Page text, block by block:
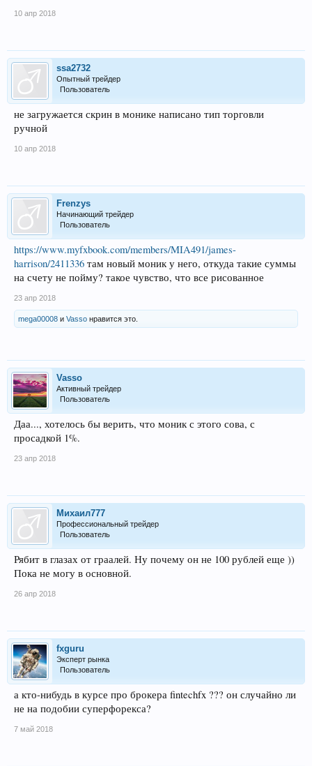
10 апр 2018
ssa2732
Опытный трейдер
Пользователь
не загружается скрин в монике написано тип торговли
ручной
10 апр 2018
Frenzys
Начинающий трейдер
Пользователь
https://www.myfxbook.com/members/MIA491/james-
harrison/2411336 там новый моник у него, откуда такие суммы
на счету не пойму? такое чувство, что все рисованное
23 апр 2018
mega00008 и Vasso нравится это.
Vasso
Активный трейдер
Пользователь
Даа..., хотелось бы верить, что моник с этого сова, с
просадкой 1%.
23 апр 2018
Михаил777
Профессиональный трейдер
Пользователь
Рябит в глазах от граалей. Ну почему он не 100 рублей еще ))
Пока не могу в основной.
26 апр 2018
fxguru
Эксперт рынка
Пользователь
а кто-нибудь в курсе про брокера fintechfx ??? он случайно ли
не на подобии суперфорекса?
7 май 2018